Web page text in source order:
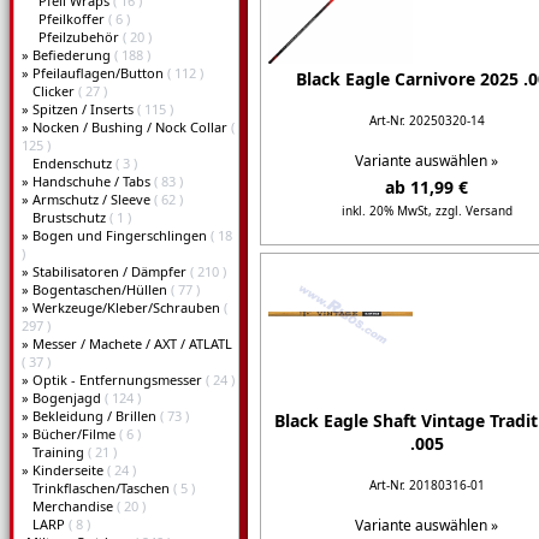
Pfeilkoffer ( 6 )
Pfeilzubehör ( 20 )
» Befiederung ( 188 )
» Pfeilauflagen/Button ( 112 )
Clicker ( 27 )
» Spitzen / Inserts ( 115 )
» Nocken / Bushing / Nock Collar (
125 )
Endenschutz ( 3 )
» Handschuhe / Tabs ( 83 )
» Armschutz / Sleeve ( 62 )
Brustschutz ( 1 )
» Bogen und Fingerschlingen ( 18
)
» Stabilisatoren / Dämpfer ( 210 )
» Bogentaschen/Hüllen ( 77 )
» Werkzeuge/Kleber/Schrauben (
297 )
» Messer / Machete / AXT / ATLATL
( 37 )
» Optik - Entfernungsmesser ( 24 )
» Bogenjagd ( 124 )
» Bekleidung / Brillen ( 73 )
» Bücher/Filme ( 6 )
Training ( 21 )
» Kinderseite ( 24 )
Trinkflaschen/Taschen ( 5 )
Merchandise ( 20 )
LARP ( 8 )
Black Eagle Carnivore 2025
Art-Nr. 20250320-14
Variante auswählen »
ab 11,99 €
inkl. 20% MwSt, zzgl. Versand
Details...
Black Eagle Shaft Vintage
.005
Art-Nr. 20180316-01
Variante auswählen »